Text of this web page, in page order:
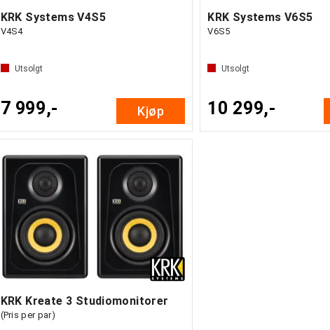
KRK Systems V4S5
V4S4
Utsolgt
7 999,- Kjøp
KRK Systems V6S5
V6S5
Utsolgt
10 299,-
KRK Kreate 3 Studiomonitorer
(Pris per par)